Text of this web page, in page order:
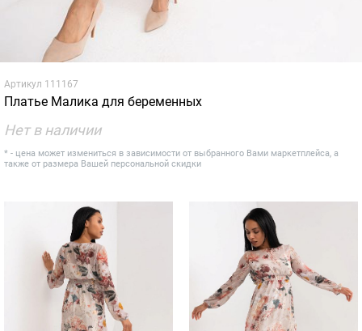
Артикул 111167
Платье Малика для беременных
Нет в наличии
* - цена может измениться в зависимости от выбранного Вами маркетплейса, а
также от размера Вашей персональной скидки